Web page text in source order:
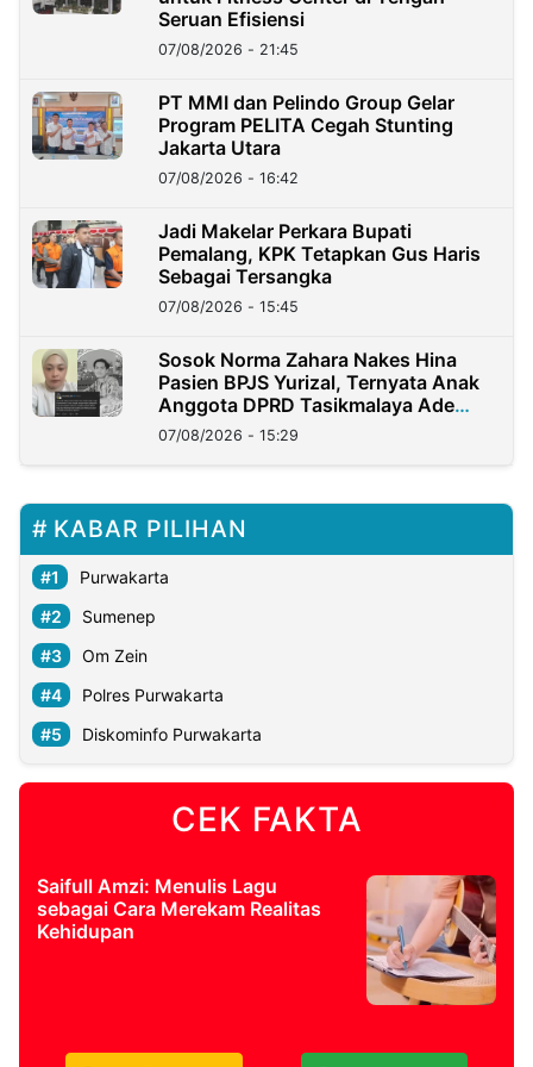
Seruan Efisiensi
07/08/2026 - 21:45
PT MMI dan Pelindo Group Gelar
Program PELITA Cegah Stunting
Jakarta Utara
07/08/2026 - 16:42
Jadi Makelar Perkara Bupati
Pemalang, KPK Tetapkan Gus Haris
Sebagai Tersangka
07/08/2026 - 15:45
Sosok Norma Zahara Nakes Hina
Pasien BPJS Yurizal, Ternyata Anak
Anggota DPRD Tasikmalaya Ade
Lukman
07/08/2026 - 15:29
KABAR PILIHAN
Purwakarta
Sumenep
Om Zein
Polres Purwakarta
Diskominfo Purwakarta
CEK FAKTA
Saifull Amzi: Menulis Lagu
sebagai Cara Merekam Realitas
Kehidupan